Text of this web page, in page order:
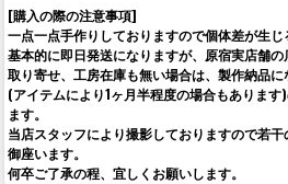
[購入の際の注意事項]
一点一点手作りしておりますので個体差が生じ
基本的に即日発送になりますが、原宿実店舗
取り寄せ、工房在庫も無い場合は、製作納品
(アイテムにより1ヶ月半程度の場合もありま
ます。
当店スタッフにより撮影しておりますので若
御座います。
何卒ご了承の程、宜しくお願いします。